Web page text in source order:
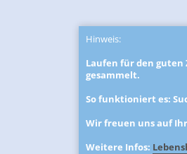
Hinweis:
Laufen für den guten
gesammelt.
So funktioniert es:
Wir freuen uns auf
Weitere Infos: